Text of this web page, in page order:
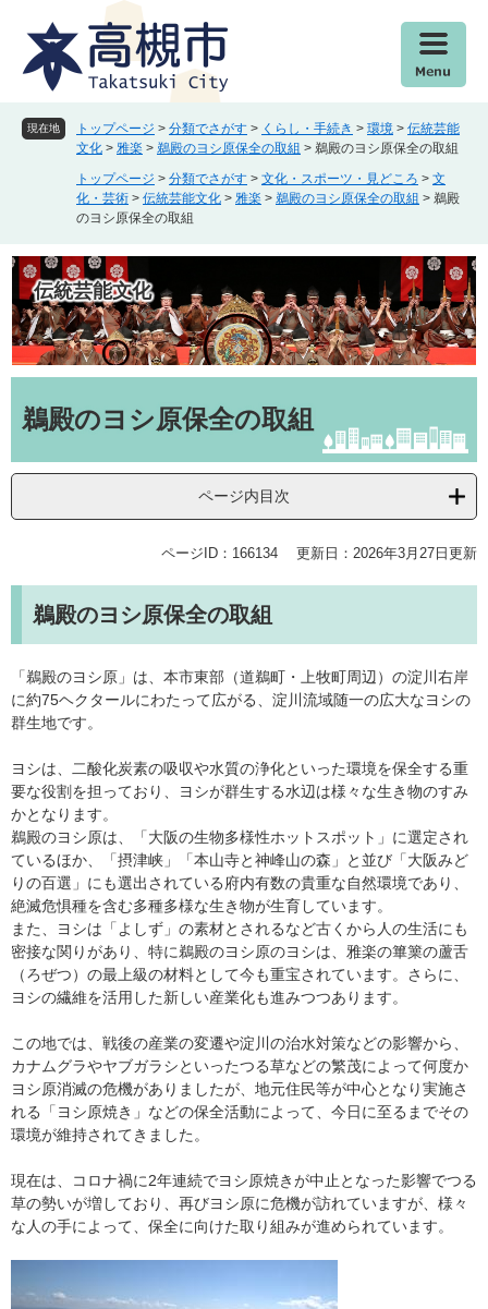
へ
現在地 トップページ > 分類でさがす > くらし・手続き > 環境 > 伝統芸能
文化 > 雅楽 > 鵜殿のヨシ原保全の取組 > 鵜殿のヨシ原保全の取組
トップページ > 分類でさがす > 文化・スポーツ・見どころ > 文
化・芸術 > 伝統芸能文化 > 雅楽 > 鵜殿のヨシ原保全の取組 > 鵜殿
のヨシ原保全の取組
伝統芸能文化
文鵜殿のヨシ原保全の取組
ページ内目次
ページID：166134 更新日：2026年3月27日更新
鵜殿のヨシ原保全の取組
「鵜殿のヨシ原」は、本市東部（道鵜町・上牧町周辺）の淀川右岸
に約75ヘクタールにわたって広がる、淀川流域随一の広大なヨシの
群生地です。
ヨシは、二酸化炭素の吸収や水質の浄化といった環境を保全する重
要な役割を担っており、ヨシが群生する水辺は様々な生き物のすみ
かとなります。
鵜殿のヨシ原は、「大阪の生物多様性ホットスポット」に選定され
ているほか、「摂津峡」「本山寺と神峰山の森」と並び「大阪みど
りの百選」にも選出されている府内有数の貴重な自然環境であり、
絶滅危惧種を含む多種多様な生き物が生育しています。
また、ヨシは「よしず」の素材とされるなど古くから人の生活にも
密接な関りがあり、特に鵜殿のヨシ原のヨシは、雅楽の篳篥の蘆舌
（ろぜつ）の最上級の材料として今も重宝されています。さらに、
ヨシの繊維を活用した新しい産業化も進みつつあります。
この地では、戦後の産業の変遷や淀川の治水対策などの影響から、
カナムグラやヤブガラシといったつる草などの繁茂によって何度か
ヨシ原消滅の危機がありましたが、地元住民等が中心となり実施さ
れる「ヨシ原焼き」などの保全活動によって、今日に至るまでその
環境が維持されてきました。
現在は、コロナ禍に2年連続でヨシ原焼きが中止となった影響でつる
草の勢いが増しており、再びヨシ原に危機が訪れていますが、様々
な人の手によって、保全に向けた取り組みが進められています。